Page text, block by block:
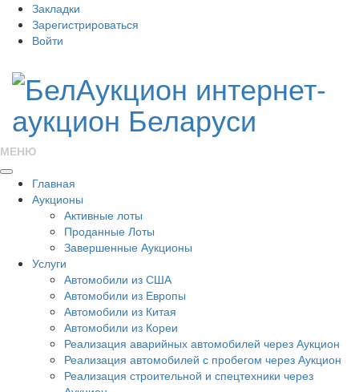
Закладки
Зарегистрироваться
Войти
МЕНЮ
Главная
Аукционы
Активные лоты
Проданные Лоты
Завершенные Аукционы
Услуги
Автомобили из США
Автомобили из Европы
Автомобили из Китая
Автомобили из Кореи
Реализация аварийных автомобилей через Аукцион
Реализация автомобилей с пробегом через Аукцион
Реализация строительной и спецтехники через